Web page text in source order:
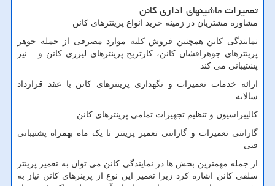
تعمیرات ماشینهای اداری کانن
مشاوره مشتریان در زمینه خرید انواع پرینترهای کانن
نمایندگی کانن همچنین فروش کلیه موارد مصرفی از جمله جوهر
پرینترهای جوهرافشان کانن، کارتریج پرینترهای لیزری کانن و... نیز
پشتیبانی می کند
ارائه خدمات تعمیرات و نگهداری پرینترهای کانن با عقد قرارداد
سالانه
کالیبراسیون و تنظیم تجهیزات تمامی پرینترهای کانن
گارانتی تعمیرات و گارانتی تعمیر پرینتر تا یک ماه بهمراه پشتیبانی
فنی
از جمله مهمترین بخش ها در نمایندگی کانن می توان به تعمیر پرینتر
سلفی کانن اشاره کرد زیرا تعمیر این نوع از پرینرهای کانن نیاز به